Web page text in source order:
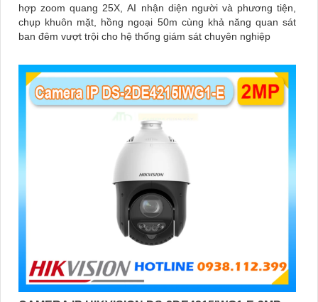
hợp zoom quang 25X, AI nhận diện người và phương tiện,
chụp khuôn mặt, hồng ngoại 50m cùng khả năng quan sát
ban đêm vượt trội cho hệ thống giám sát chuyên nghiệp